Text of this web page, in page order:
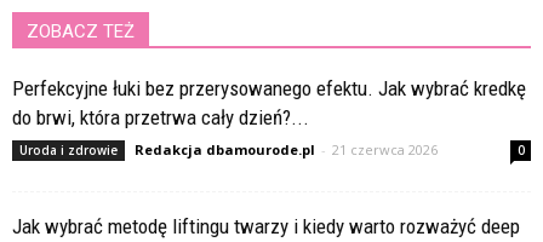
ZOBACZ TEŻ
Perfekcyjne łuki bez przerysowanego efektu. Jak wybrać kredkę
do brwi, która przetrwa cały dzień?...
Uroda i zdrowie Redakcja dbamourode.pl - 21 czerwca 2026 0
Jak wybrać metodę liftingu twarzy i kiedy warto rozważyć deep